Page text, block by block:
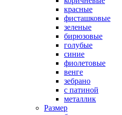
красные
фисташковые
зеленые
бирюзовые
голубые
синие
фиолетовые
венге
зебрано
с патиной
металлик
Размер